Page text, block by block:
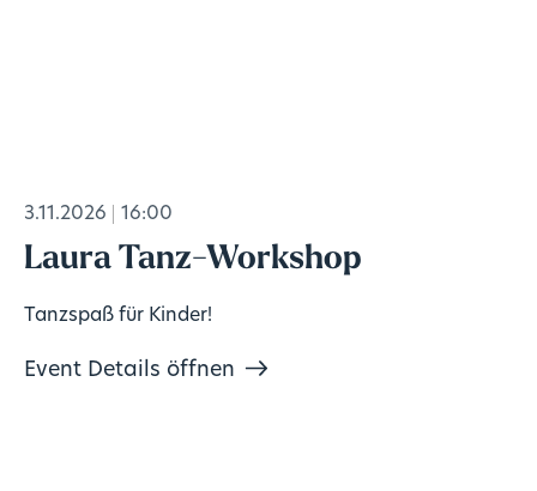
3.11.2026 16:00
Laura Tanz-Workshop
Tanzspaß für Kinder!
Event Details öffnen